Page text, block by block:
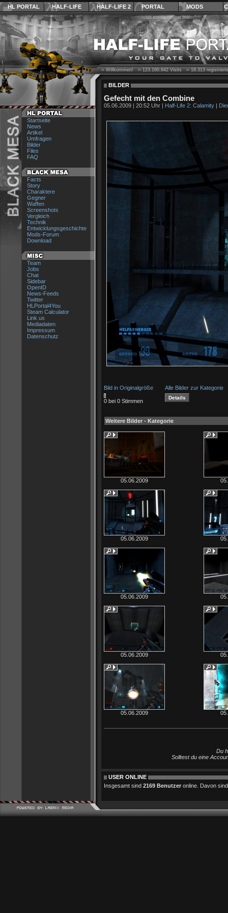
HL PORTAL HALF-LIFE HALF-LIFE 2 PORTAL MODS
Startseite
News
Artikel
Umfragen
Bilder
Files
FAQ
Facts
Story
Charaktere
Gegner
Waffen
Screenshots
Vergleich
Technik
Entwicklungsgeschichte
Mods-Forum
Download
Team
Jobs
Chat
Sidebar
OpenID
News-Feeds
Twitter
HLPortal4You
Steam Calculator
Link us
Mediadaten
Impressum
Datenschutz
›› Willkommen! ››123.160.942Visits ››18.313
BILDER
Gefecht mit den Combine
05.06.2009 | 20:52 Uhr | Half-Life 2: Calamity |
Bild in Originalgröße Alle Bilder zur Kategorie
0 bei 0 Stimmen
Weitere Bilder - Kategorie
05.06.2009
05.06.2009
05.06.2009
05.06.2009
05.06.2009
Du
Solltest du eine
USER ONLINE
Insgesamt sind 2169 Benutzer online. Davon